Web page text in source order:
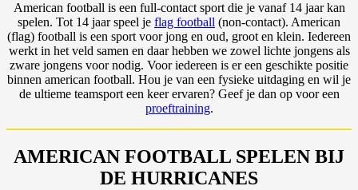
American football is een full-contact sport die je vanaf 14 jaar kan
spelen. Tot 14 jaar speel je flag football (non-contact). American
(flag) football is een sport voor jong en oud, groot en klein. Iedereen
werkt in het veld samen en daar hebben we zowel lichte jongens als
zware jongens voor nodig. Voor iedereen is er een geschikte positie
binnen american football. Hou je van een fysieke uitdaging en wil je
de ultieme teamsport een keer ervaren? Geef je dan op voor een
proeftraining.
AMERICAN FOOTBALL SPELEN BIJ
DE HURRICANES